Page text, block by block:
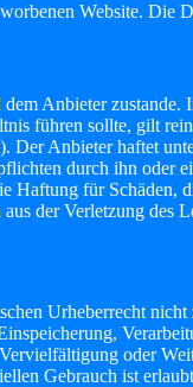
Website. Die
Anbieter
führen sollte, gilt
Anbieter haftet
durch ihn oder
für Schäden,
der Verletzung des
Urheberrecht
oder
Gebrauch ist